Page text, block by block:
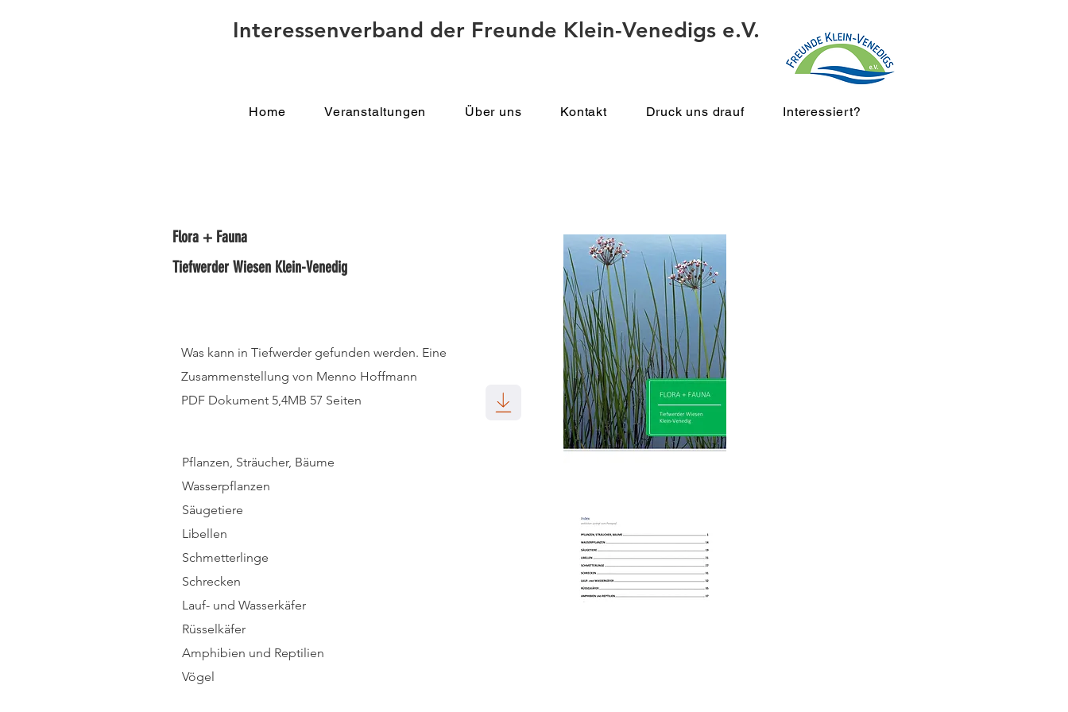
Interessenverband der Freunde Klein-Venedigs e.V.
Home Veranstaltungen Über uns Kontakt Druck uns drauf Interessiert?
Flora + Fauna
Tiefwerder Wiesen Klein-Venedig
Was kann in Tiefwerder gefunden werden. Eine
Zusammenstellung von Menno Hoffmann
PDF Dokument 5,4MB 57 Seiten
Pflanzen, Sträucher, Bäume
Wasserpflanzen
Säugetiere
Libellen
Schmetterlinge
Schrecken
Lauf- und Wasserkäfer
Rüsselkäfer
Amphibien und Reptilien
Vögel